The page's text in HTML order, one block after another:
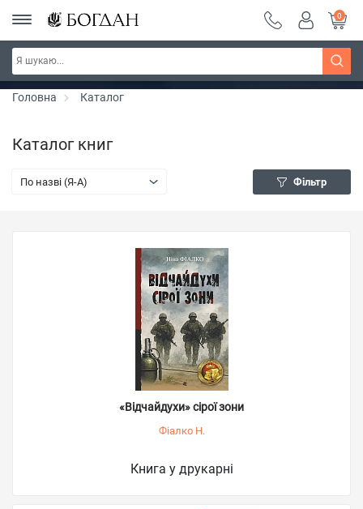
РОЗПРОДАЖ ~ 150 грн ~ 200 грн ~ 250 грн ~
300 грн ~ РОЗПРОДАЖ
Дізнатись більше
0
Головна Каталог
Каталог книг
По назві (Я-А) Фільтр
«Відчайдухи» сірої зони
Фіалко Н.
Книга у друкарні